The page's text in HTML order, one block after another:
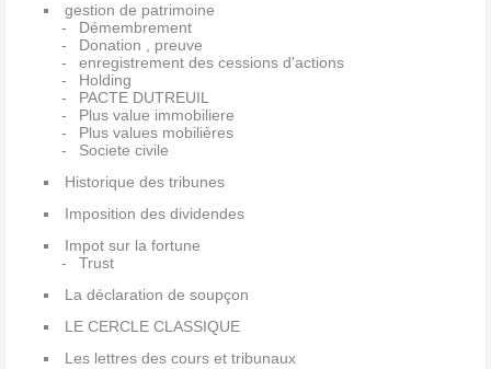
gestion de patrimoine
Démembrement
Donation , preuve
enregistrement des cessions d'actions
Holding
PACTE DUTREUIL
Plus value immobiliere
Plus values mobilières
Societe civile
Historique des tribunes
Imposition des dividendes
Impot sur la fortune
Trust
La déclaration de soupçon
LE CERCLE CLASSIQUE
Les lettres des cours et tribunaux